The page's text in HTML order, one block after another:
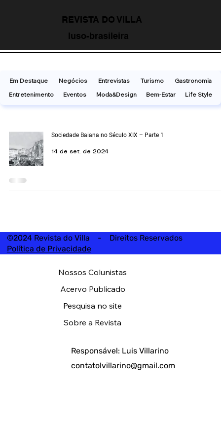
REVISTA DO VILLA
luso-brasileira
Sociedade Baiana no Século XIX – Parte 1
14 de set. de 2024
Em Destaque Negócios Entrevistas Turismo
Gastronomia
Entretenimento
Eventos Moda&Design Bem-Estar Life Style
©2024 Revista do Villa - Direitos Reservados
Política de Privacidade
Responsável: Luis Villarino
contatolvillarino@gmail.com
Nossos Colunistas
Acervo Publicado
Pesquisa no site
Sobre a Revista